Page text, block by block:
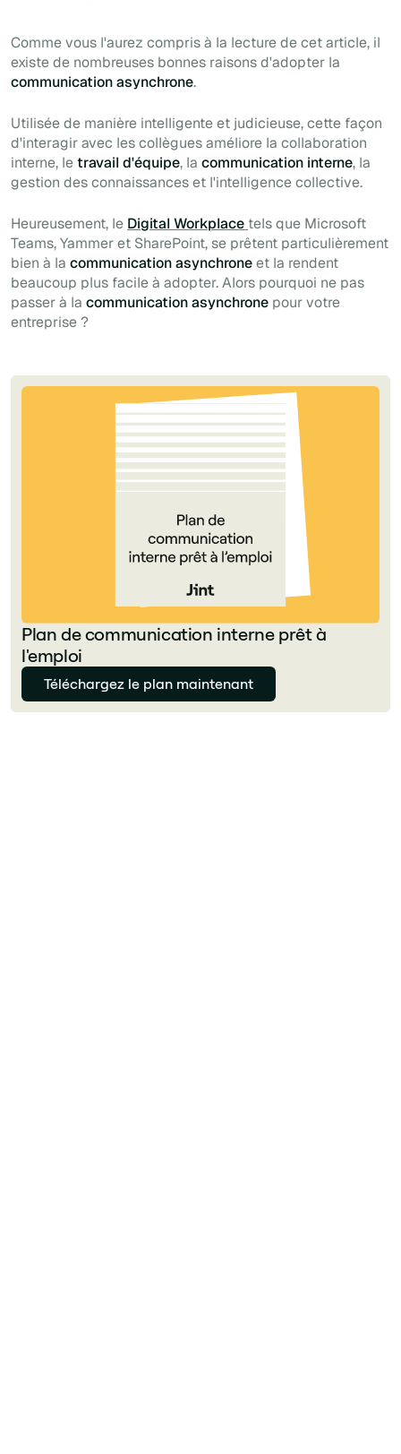
Comme vous l'aurez compris à la lecture de cet article, il
existe de nombreuses bonnes raisons d'adopter la
communication asynchrone.
Utilisée de manière intelligente et judicieuse, cette façon
d'interagir avec les collègues améliore la collaboration
interne, letravail d'équipe, la communication interne, la
gestion des connaissances et l'intelligence collective.
Heureusement, le Digital Workplace telsque Microsoft
Teams, Yammer et SharePoint, se prêtent particulièrement
bien à la communication asynchroneet la rendent
beaucoup plus facile à adopter. Alors pourquoi ne pas
passer à la communication asynchrone pour votre
entreprise ?
Plan de communication interne prêt à
l'emploi
Téléchargez le plan maintenant